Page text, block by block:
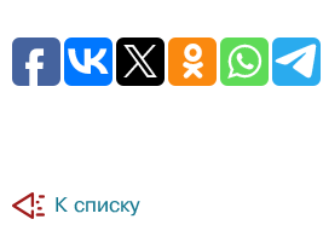
К списку